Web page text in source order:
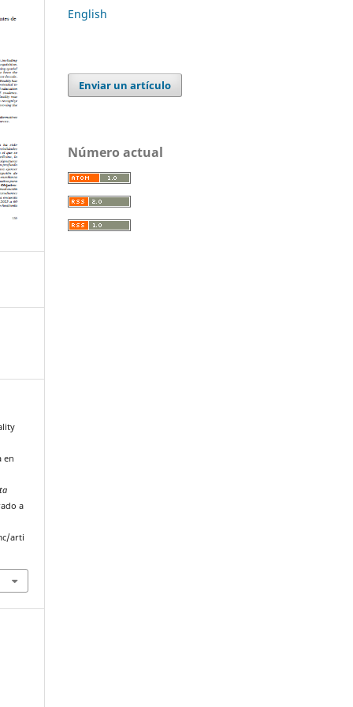
en
a
arti
English
Enviar un artículo
Número actual